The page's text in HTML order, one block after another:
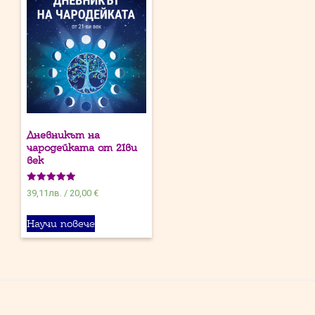
Дневникът на
чародейката от 21ви
век
Оценено на
5.00
39,11 лв. / 20,00 €
Научи повече